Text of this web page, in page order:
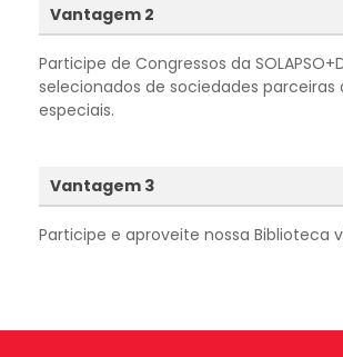
Vantagem 2
Participe de Congressos da
selecionados de sociedades parceiras
especiais.
Vantagem 3
Participe e aproveite nossa Biblioteca